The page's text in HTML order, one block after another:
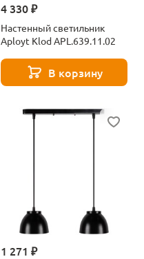
4 330 ₽
Настенный светильник
Aployt Klod APL.639.11.02
В корзину
1 271 ₽